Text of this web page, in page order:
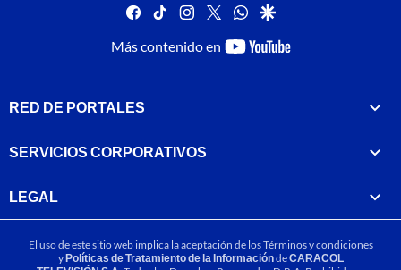
facebook
tiktok instagram
twitterwhatsapp
google
Más contenido en
youtube-
RED DE PORTALES
SERVICIOS CORPORATIVOS
LEGAL
El uso de este sitio web implica la aceptación de losTérminos y condiciones
yPolíticas de Tratamiento de la InformacióndeCARACOL